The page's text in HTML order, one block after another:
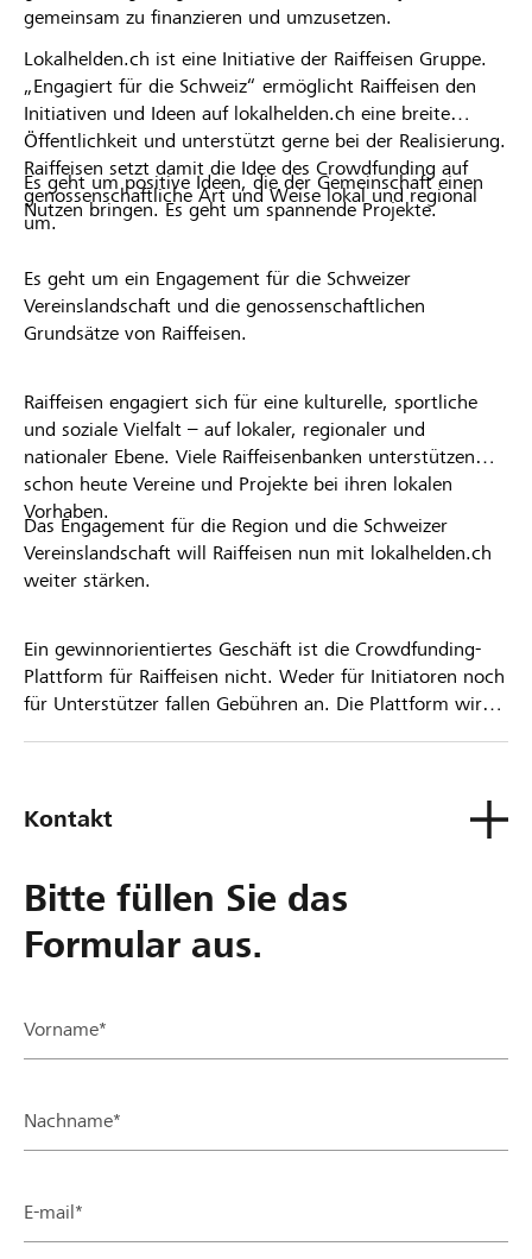
gemeinsam zu finanzieren und umzusetzen.
Lokalhelden.ch ist eine Initiative der Raiffeisen Gruppe.
„Engagiert für die Schweiz“ ermöglicht Raiffeisen den
Initiativen und Ideen auf lokalhelden.ch eine breite
Öffentlichkeit und unterstützt gerne bei der Realisierung.
Raiffeisen setzt damit die Idee des Crowdfunding auf
genossenschaftliche Art und Weise lokal und regional
um.
Es geht um positive Ideen, die der Gemeinschaft einen
Nutzen bringen. Es geht um spannende Projekte.
Es geht um ein Engagement für die Schweizer
Vereinslandschaft und die genossenschaftlichen
Grundsätze von Raiffeisen.
Raiffeisen engagiert sich für eine kulturelle, sportliche
und soziale Vielfalt – auf lokaler, regionaler und
nationaler Ebene. Viele Raiffeisenbanken unterstützen
schon heute Vereine und Projekte bei ihren lokalen
Vorhaben.
Das Engagement für die Region und die Schweizer
Vereinslandschaft will Raiffeisen nun mit lokalhelden.ch
weiter stärken.
Ein gewinnorientiertes Geschäft ist die Crowdfunding-
Plattform für Raiffeisen nicht. Weder für Initiatoren noch
für Unterstützer fallen Gebühren an. Die Plattform wird
Kontakt
Bitte füllen Sie das
Formular aus.
Vorname*
Nachname*
E-mail*